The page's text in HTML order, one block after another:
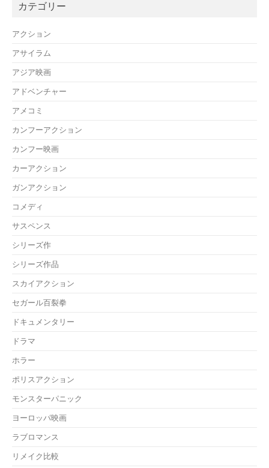
カテゴリー
アクション
アサイラム
アジア映画
アドベンチャー
アメコミ
カンフーアクション
カンフー映画
カーアクション
ガンアクション
コメディ
サスペンス
シリーズ作
シリーズ作品
スカイアクション
セガール百裂拳
ドキュメンタリー
ドラマ
ホラー
ポリスアクション
モンスターパニック
ヨーロッパ映画
ラブロマンス
リメイク比較